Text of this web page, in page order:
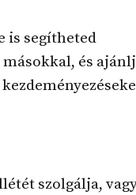
is segítheted
és
szolgálja,